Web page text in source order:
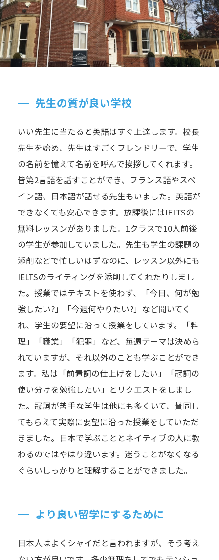
先生の質が良い学校
いい先生に当たると英語はすぐ上達します。校長
先生を始め、先生はすごくフレンドリーで、学生
の名前を憶えて名前を呼んで挨拶してくれます。
皆第2言語を話すことができ、フランス語やスペ
イン語、日本語が話せる先生もいました。英語が
できなくても安心できます。放課後にはIELTSの
無料レッスンがありました。1クラスで10人前後
の学生が参加していました。先生も学生の課題の
添削などで忙しいはずなのに、レッスン以外にも
IELTSのライティングを添削してくれたりしまし
た。授業ではテキストを使わず、「今日、何が勉
強したい?」「今週何やりたい?」など聞いてく
れ、学生の要望に沿って授業をしています。「料
理」「職業」「犯罪」など、毎週テーマは決めら
れていますが、それ以外のことも学ぶことができ
ます。私は「前置詞の仕上げをしたい」「冠詞の
使い分けを勉強したい」とリクエストをしまし
た。冠詞が苦手な学生は他にも多くいて、賛同し
てもらえて実際に要望に沿った授業をしていただ
きました。日本で学ぶこととネイティブの人に教
わるのではやはり違います。迷うことがなくなる
ぐらいしっかりと理解することができました。
より良い留学にするために
日本人はよくシャイだと言われますが、そう考え